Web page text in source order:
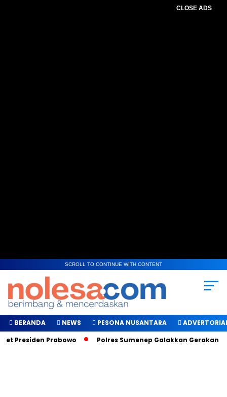
CLOSE ADS
SCROLL TO CONTINUE WITH CONTENT
BERANDA NEWS PESONA NUSANTARA
Presiden Prabowo
Polres Sumenep Galakkan Gerakan